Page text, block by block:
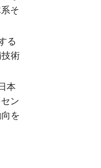
そ
る
術
本
ン
を